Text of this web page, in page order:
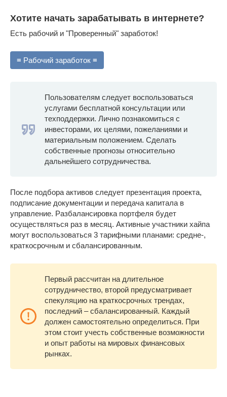
Хотите начать зарабатывать в интернете?
Есть рабочий и "Проверенный" заработок!
≡ Рабочий заработок ≡
Пользователям следует воспользоваться
услугами бесплатной консультации или
техподдержки. Лично познакомиться с
инвесторами, их целями, пожеланиями и
материальным положением. Сделать
собственные прогнозы относительно
дальнейшего сотрудничества.
После подбора активов следует презентация проекта,
подписание документации и передача капитала в
управление. Разбалансировка портфеля будет
осуществляться раз в месяц. Активные участники хайпа
могут воспользоваться 3 тарифными планами: средне-,
краткосрочным и сбалансированным.
Первый рассчитан на длительное
сотрудничество, второй предусматривает
спекуляцию на краткосрочных трендах,
последний – сбалансированный. Каждый
должен самостоятельно определиться. При
этом стоит учесть собственные возможности
и опыт работы на мировых финансовых
рынках.